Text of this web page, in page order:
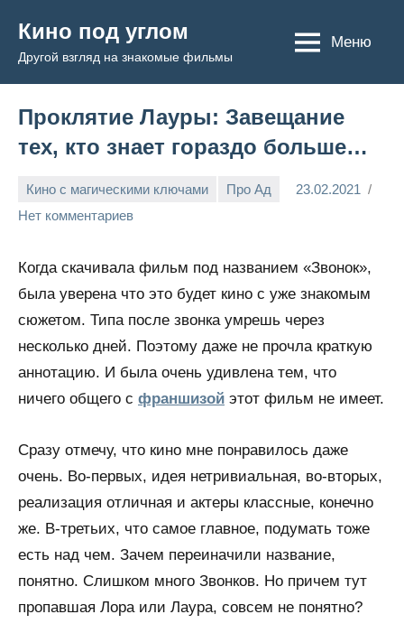
содержимому
Кино под углом
Другой взгляд на знакомые фильмы
Меню
Проклятие Лауры: Завещание
тех, кто знает гораздо больше…
Кино с магическими ключами Про Ад
23.02.2021
Admin
Нет комментариев
Когда скачивала фильм под названием «Звонок»,
была уверена что это будет кино с уже знакомым
сюжетом. Типа после звонка умрешь через
несколько дней. Поэтому даже не прочла краткую
аннотацию. И была очень удивлена тем, что
ничего общего с франшизой этот фильм не имеет.
Сразу отмечу, что кино мне понравилось даже
очень. Во-первых, идея нетривиальная, во-вторых,
реализация отличная и актеры классные, конечно
же. В-третьих, что самое главное, подумать тоже
есть над чем. Зачем переиначили название,
понятно. Слишком много Звонков. Но причем тут
пропавшая Лора или Лаура, совсем не понятно?